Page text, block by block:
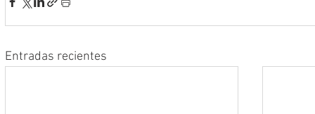
Entradas recientes